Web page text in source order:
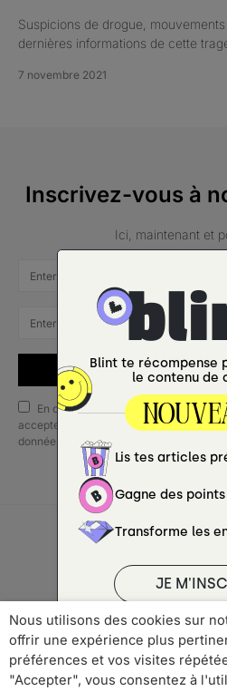
Suspicions de drogue,
dernières informations de cette
7 novembre 2021
Inscrivez-vous à
Ici, maintenant et
En cochant cette case, vous
acceptez nos conditions d'utilisation
données soumises via ce formulaire.
Qui sommes-nous ?
Mentions Légales
Nous utilisons des cookies sur
offrir une expérience plus
préférences et vos visites
"Accepter", vous consentez à